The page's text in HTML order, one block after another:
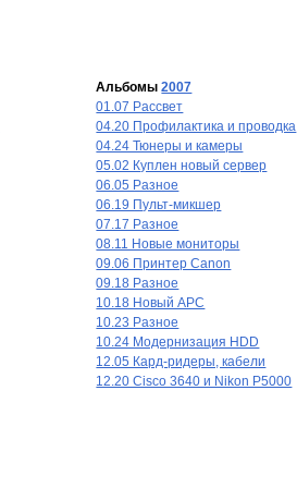
Альбомы2007
01.07 Рассвет
04.20 Профилактика и проводка
04.24 Тюнеры и камеры
05.02 Куплен новый сервер
06.05 Разное
06.19 Пульт-микшер
07.17 Разное
08.11 Новые мониторы
09.06 Принтер Canon
09.18 Разное
10.18 Новый APC
10.23 Разное
10.24 Модернизация HDD
12.05 Кард-ридеры, кабели
12.20 Cisco 3640 и Nikon P5000